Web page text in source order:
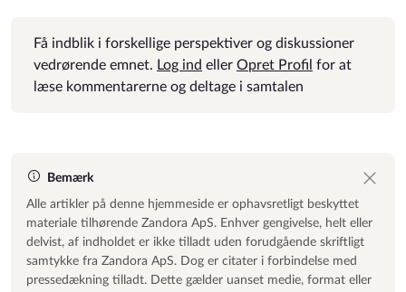
Få indblik i forskellige perspektiver og diskussioner
vedrørende emnet. Log ind eller Opret Profil for at
læse kommentarerne og deltage i samtalen
Bemærk
Alle artikler på denne hjemmeside er ophavsretligt beskyttet
materiale tilhørende Zandora ApS. Enhver gengivelse, helt eller
delvist, af indholdet er ikke tilladt uden forudgående skriftligt
samtykke fra Zandora ApS. Dog er citater i forbindelse med
pressedækning tilladt. Dette gælder uanset medie, format eller